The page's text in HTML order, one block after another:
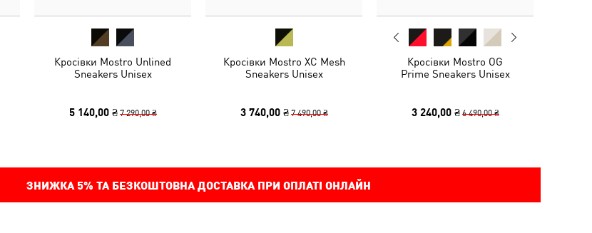
Кросівки Mostro Unlined
Sneakers Unisex
5 140,00 ₴ 7 290,00 ₴
Кросівки Mostro XC Mesh
Sneakers Unisex
3 740,00 ₴ 7 490,00 ₴
Кросівки Mostro OG
Prime Sneakers Unisex
3 240,00 ₴ 6 490,00 ₴
ЗНИЖКА 5% ТА БЕЗКОШТОВНА ДОСТАВКА ПРИ ОПЛАТІ ОНЛАЙН